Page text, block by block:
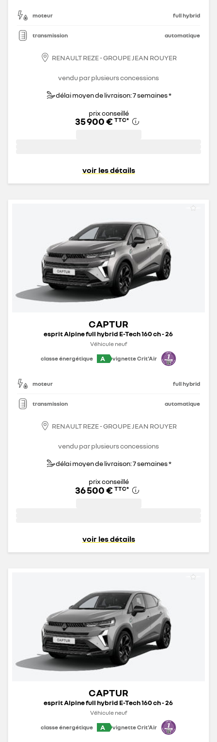
moteur full hybrid
transmission automatique
RENAULT REZE - GROUPE JEAN ROUYER
vendu par plusieurs concessions
délai moyen de livraison: 7 semaines *
prix conseillé
35 900 € TTC*
voir les détails
CAPTUR
esprit Alpine full hybrid E-Tech 160 ch - 26
Véhicule neuf
classe énergétique
A vignette Crit'Air
moteur full hybrid
transmission automatique
RENAULT REZE - GROUPE JEAN ROUYER
vendu par plusieurs concessions
délai moyen de livraison: 7 semaines *
prix conseillé
36 500 € TTC*
voir les détails
CAPTUR
esprit Alpine full hybrid E-Tech 160 ch - 26
Véhicule neuf
classe énergétique
A vignette Crit'Air